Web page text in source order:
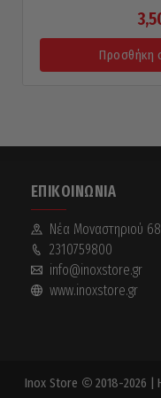
Προσθήκη
ΕΠΙΚΟΙΝΩΝΊΑ
Νέα Mοναστηριού
2310759800
info@inoxstore.gr
www.inoxstore.gr
Inox Store 2018-2026 |